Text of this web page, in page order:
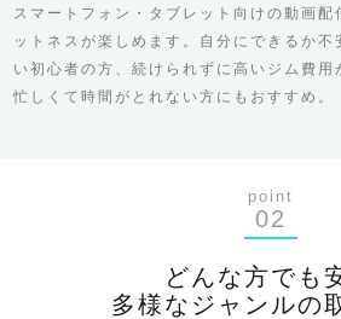
スマートフォン・タブレット向けの動画配
ットネスが楽しめます。自分にできるか不
い初心者の方、続けられずに高いジム費用
忙しくて時間がとれない方にもおすすめ。
point
02
どんな方でも
多様なジャンルの